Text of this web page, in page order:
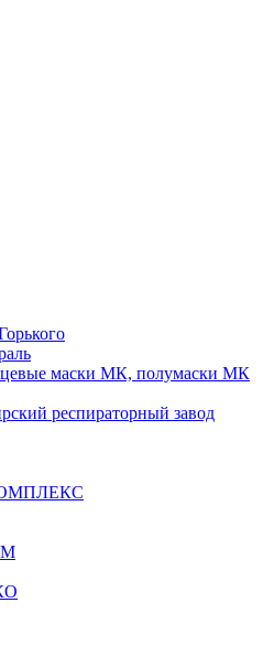
маски МК, полумаски МК
респираторный завод